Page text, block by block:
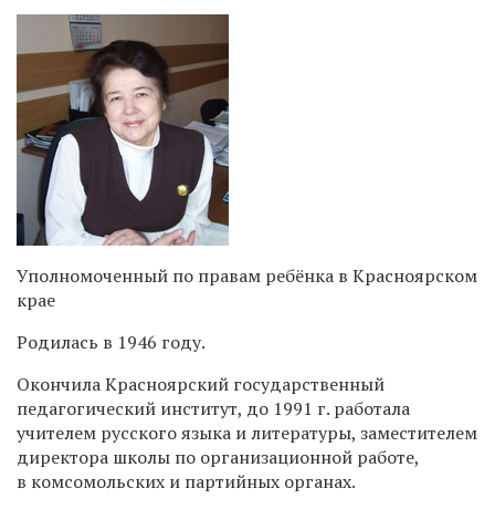
Уполномоченный по правам ребёнка в Красноярском
крае
Родилась в 1946 году.
Окончила Красноярский государственный
педагогический институт, до 1991 г. работала
учителем русского языка и литературы, заместителем
директора школы по организационной работе,
в комсомольских и партийных органах.